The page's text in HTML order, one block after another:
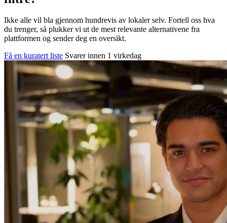
Ikke alle vil bla gjennom hundrevis av lokaler selv. Fortell oss hva
du trenger, så plukker vi ut de mest relevante alternativene fra
plattformen og sender deg en oversikt.
Få en kuratert liste Svarer innen 1 virkedag